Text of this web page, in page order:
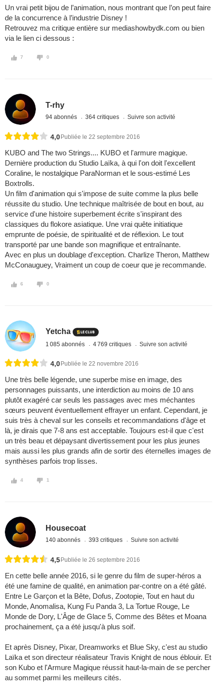
Un vrai petit bijou de l’animation, nous montrant que l’on peut faire
de la concurrence à l’industrie Disney !
Retrouvez ma critique entière sur mediashowbydk.com ou bien
via le lien ci dessous :
7 0
T-rhy
94 abonnés 364 critiques Suivre son activité
4,0 Publiée le 22 septembre 2016
KUBO and The two Strings.... KUBO et l'armure magique.
Dernière production du Studio Laïka, à qui l'on doit l'excellent
Coraline, le nostalgique ParaNorman et le sous-estimé Les
Boxtrolls.
Un film d'animation qui s'impose de suite comme la plus belle
réussite du studio. Une technique maîtrisée de bout en bout, au
service d'une histoire superbement écrite s'inspirant des
classiques du flokore asiatique. Une vrai quête initiatique
emprunte de poésie, de spiritualité et de réflexion. Le tout
transporté par une bande son magnifique et entraînante.
Avec en plus un doublage d'exception. Charlize Theron, Matthew
McConauguey, Vraiment un coup de coeur que je recommande.
6 0
Yetcha
1 085 abonnés 4 769 critiques Suivre son activité
4,0 Publiée le 22 novembre 2016
Une très belle légende, une superbe mise en image, des
personnages puissants, une interdiction au moins de 10 ans
plutôt exagéré car seuls les passages avec mes méchantes
sœurs peuvent éventuellement effrayer un enfant. Cependant, je
suis très à cheval sur les conseils et recommandations d'âge et
là, je dirais que 7-8 ans est acceptable. Toujours est-il que c'est
un très beau et dépaysant divertissement pour les plus jeunes
mais aussi les plus grands afin de sortir des éternelles images de
synthèses parfois trop lisses.
4 1
Housecoat
140 abonnés 393 critiques Suivre son activité
4,5 Publiée le 26 septembre 2016
En cette belle année 2016, si le genre du film de super-héros a
été une famine de qualité, en animation par-contre on a été gâté.
Entre Le Garçon et la Bête, Dofus, Zootopie, Tout en haut du
Monde, Anomalisa, Kung Fu Panda 3, La Tortue Rouge, Le
Monde de Dory, L'Âge de Glace 5, Comme des Bêtes et Moana
prochainement, ça a été jusqu'à plus soif.
Et après Disney, Pixar, Dreamworks et Blue Sky, c'est au studio
Laïka et son directeur réalisateur Travis Knight de nous éblouir. Et
son Kubo et l'Armure Magique réussit haut-la-main de se percher
au sommet parmi les meilleurs cités.